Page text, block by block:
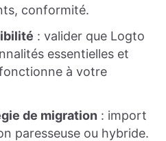
conformité.
: valider que Logto
essentielles et
à votre
de migration : import
paresseuse ou hybride.